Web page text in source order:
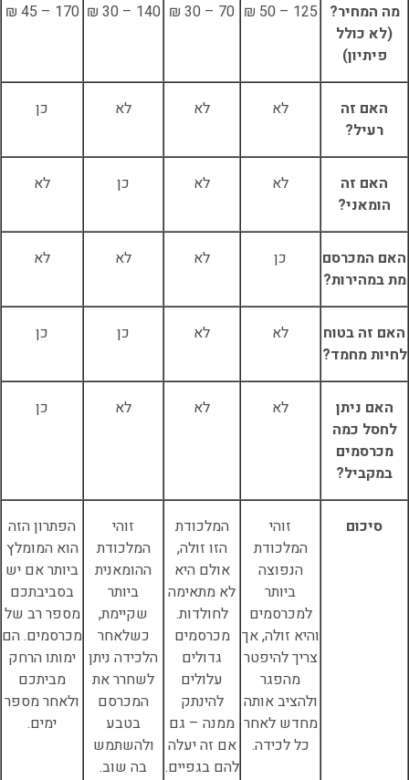
מה המחיר?
(לא כולל
פיתיון)
125 – 50 ₪
70 – 30 ₪
140 – 30 ₪
170 – 45 ₪
האם זה
רעיל?
לא לא לא כן
האם זה
הומאני?
לא לא כן לא
האם המכרסם
מת במהירות?
כן לא לא לא
האם זה בטוח
לחיות מחמד?
לא לא כן כן
האם ניתן
לחסל כמה
מכרסמים
במקביל?
לא לא לא כן
סיכום
זוהי
המלכודת
הנפוצה
ביותר
למכרסמים
והיא זולה, אך
צריך להיפטר
מהפגר
ולהציב אותה
מחדש לאחר
כל לכידה.
המלכודת
הזו זולה,
אולם היא
לא מתאימה
לחולדות.
מכרסמים
גדולים
עלולים
להינתק
ממנה – גם
אם זה יעלה
להם בגפיים.
זוהי
המלכודת
ההומאנית
ביותר
שקיימת,
כשלאחר
הלכידה ניתן
לשחרר את
המכרסם
בטבע
ולהשתמש
בה שוב.
הפתרון הזה
הוא המומלץ
ביותר אם יש
בסביבתכם
מספר רב של
מכרסמים. הם
ימותו הרחק
מביתכם
ולאחר מספר
ימים.